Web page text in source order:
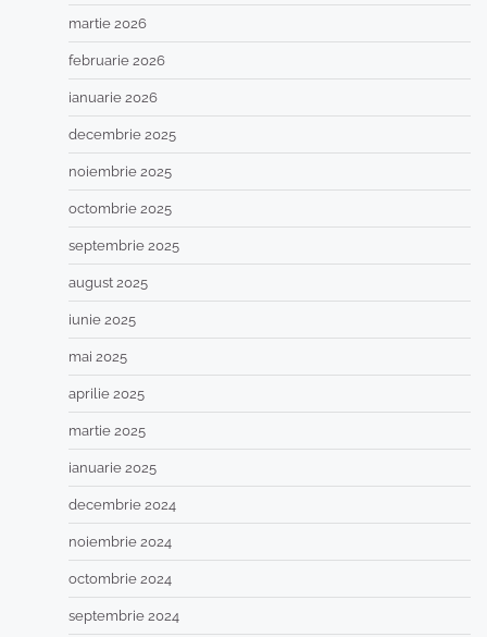
martie 2026
februarie 2026
ianuarie 2026
decembrie 2025
noiembrie 2025
octombrie 2025
septembrie 2025
august 2025
iunie 2025
mai 2025
aprilie 2025
martie 2025
ianuarie 2025
decembrie 2024
noiembrie 2024
octombrie 2024
septembrie 2024